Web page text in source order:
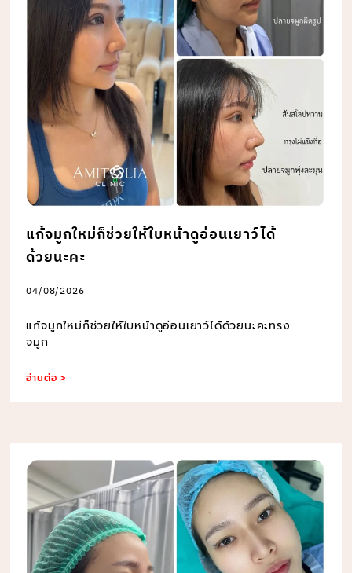
แก้จมูกใหม่ก็ช่วยให้ใบหน้าดูอ่อนเยาว์ได้
ด้วยนะคะ
04/08/2026
แก้จมูกใหม่ก็ช่วยให้ใบหน้าดูอ่อนเยาว์ได้ด้วยนะคะทรง
จมูก
อ่านต่อ >